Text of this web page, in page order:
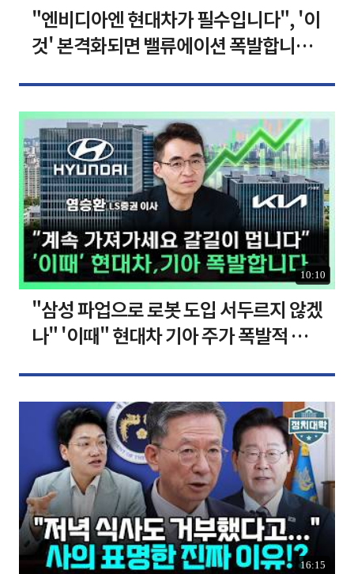
"엔비디아엔 현대차가 필수입니다", '이
것' 본격화되면 밸류에이션 폭발합니다
10:10
"삼성 파업으로 로봇 도입 서두르지 않겠
나" '이때" 현대차 기아 주가 폭발적 성
16:15